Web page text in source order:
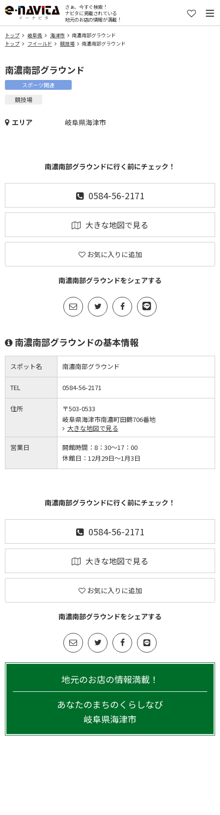
さぁ、今すぐ検索！
ナビタに掲載されている
地元のお店の情報が満載！
トップ 岐阜県 海津市
南濃南部グラウンド
トップ
フイールド 競技場 南濃南部グラウンド
南濃南部グラウンド
スポーツ関連
競技場
エリア 岐阜県海津市
南濃南部グラウンドに行く前にチェック！
0584-56-2171
大きな地図で見る
お気に入りに追加
南濃南部グラウンドをシェアする
南濃南部グラウンドの基本情報
スポット名 南濃南部グラウンド
TEL 0584-56-2171
住所
〒503-0533
岐阜県海津市南濃町田鶴706番地
大きな地図で見る
営業日 開館時間： 8：30～17：00
休館日： 12月29日～1月3日
南濃南部グラウンドに行く前にチェック！
0584-56-2171
大きな地図で見る
お気に入りに追加
南濃南部グラウンドをシェアする
地元のお店の情報満載！
あなたのまちのくらしなび
岐阜県海津市